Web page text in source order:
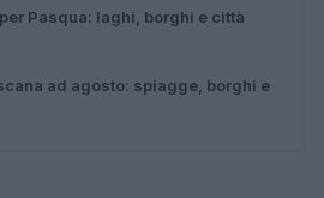
Pasqua: laghi, borghi e città
ad agosto: spiagge, borghi e